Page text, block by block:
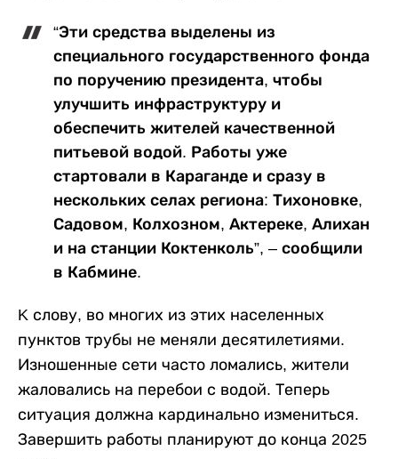
“Эти средства выделены из
специального государственного фонда
по поручению президента, чтобы
улучшить инфраструктуру и
обеспечить жителей качественной
питьевой водой. Работы уже
стартовали в Караганде и сразу в
нескольких селах региона: Тихоновке,
Садовом, Колхозном, Актереке, Алихан
и на станции Коктенколь”, – сообщили
в Кабмине.
K слову, во многих из этих населенных
пунктов трубы не меняли десятилетиями.
Изношенные сети часто ломались, жители
жаловались на перебои с водой. Теперь
ситуация должна кардинально измениться.
Завершить работы планируют до конца 2025